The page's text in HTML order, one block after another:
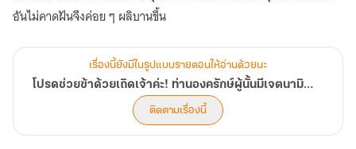
ต่อ
มี
เจตนา
มิ
ชอบ
ต่อ
ข้า
เรื่องนี้ยังมีในรูปแบบรายตอนให้อ่านด้วยนะ
โปรดช่วยข้าด้วยเถิดเจ้าค่ะ! ท่านองครักษ์ผู้นั้นมีเจตนามิชอบต่อข้า
ติดตามเรื่องนี้